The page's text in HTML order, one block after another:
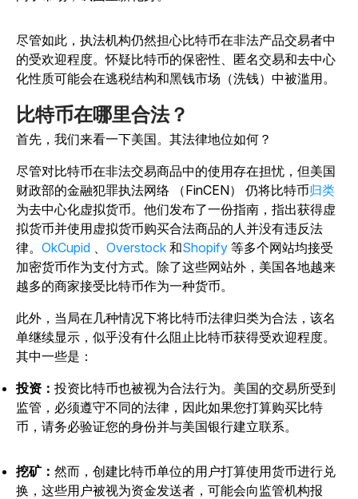
尽管如此，执法机构仍然担心比特币在非法产品交易者中
的受欢迎程度。怀疑比特币的保密性、匿名交易和去中心
化性质可能会在逃税结构和黑钱市场（洗钱）中被滥用。
比特币在哪里合法？
首先，我们来看一下美国。其法律地位如何？
尽管对比特币在非法交易商品中的使用存在担忧，但美国
财政部的金融犯罪执法网络 （FinCEN） 仍将比特币归类
为去中心化虚拟货币。他们发布了一份指南，指出获得虚
拟货币并使用虚拟货币购买合法商品的人并没有违反法
律。 OkCupid Overstock 和Shopify 等多个网站均接受
加密货币作为支付方式。除了这些网站外，美国各地越来
越多的商家接受比特币作为一种货币。
此外，当局在几种情况下将比特币法律归类为合法，该名
单继续显示，似乎没有什么阻止比特币获得受欢迎程度。
其中一些是：
投资： 投资比特币也被视为合法行为。美国的交易所受到
监管，必须遵守不同的法律，因此如果您打算购买比特
币，请务必验证您的身份并与美国银行建立联系。
挖矿： 然而，创建比特币单位的用户打算使用货币进行兑
换，这些用户被视为资金发送者，可能会向监管机构报